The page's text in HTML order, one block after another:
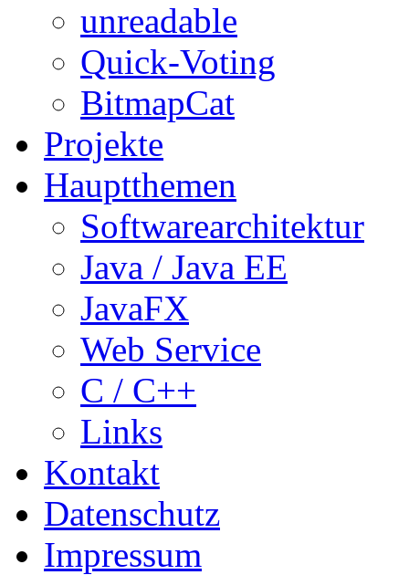
unreadable
Quick-Voting
BitmapCat
Projekte
Hauptthemen
Softwarearchitektur
Java / Java EE
JavaFX
Web Service
C / C++
Links
Kontakt
Datenschutz
Impressum